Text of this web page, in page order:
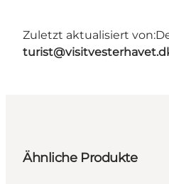
Zuletzt aktualisiert von:
Ähnliche Produkte